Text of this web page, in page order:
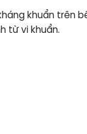
khuẩn trên
từ vi khuẩn.